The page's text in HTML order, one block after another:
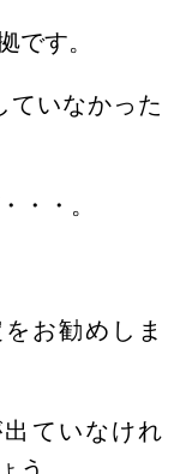
です。
ていなかった
・・。
お勧めしま
ていなけれ